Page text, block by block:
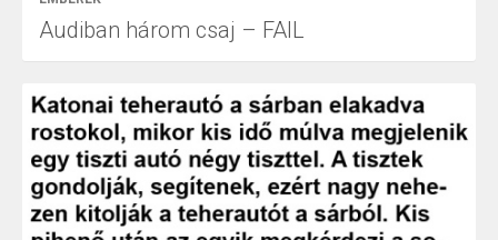
Audiban három csaj – FAIL